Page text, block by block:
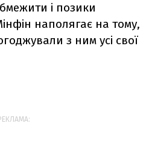
і позики
наполягає на тому,
з ним усі свої